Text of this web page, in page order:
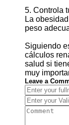
5. Controla
La
peso
Siguiendo
cálculos
salud si
muy
Leave a